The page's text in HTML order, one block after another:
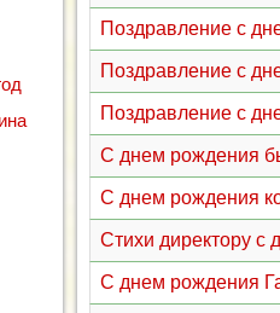
Поздравление с
Поздравление с
Поздравление с
С днем рождения
С днем рождения
Стихи директору с
С днем рождения